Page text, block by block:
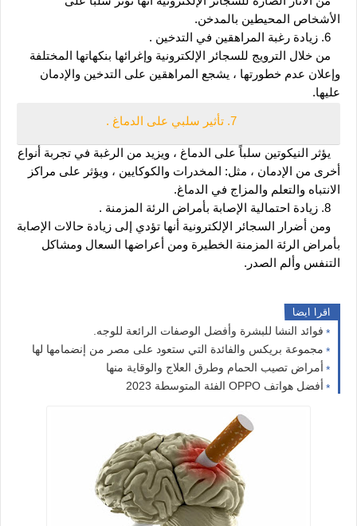
الأشخاص المحيطين بالمدخن.
عليها.
7. تأثير سلبي على الدماغ .
الانتباه والتعلم والمزاج في الدماغ.
التنفس وألم الصدر.
اقرا ايضا
فوائد النشا للبشرة وأفضل الوصفات الرائعة للوجه.
مجموعة بريكس والفائدة التي ستعود على مصر من إنضمامها لها
أمراض تصيب الحمام وطرق العلاج والوقاية منها
أفضل هواتف OPPO الفئة المتوسطة 2023